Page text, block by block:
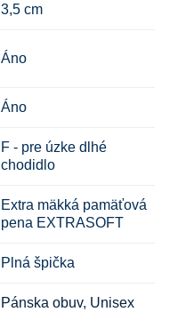
3,5 cm
Áno
Áno
F - pre úzke dlhé
chodidlo
Extra mäkká pamäťová
pena EXTRASOFT
Plná špička
Pánska obuv, Unisex